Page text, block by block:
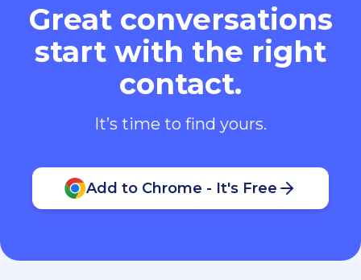
Great conversations
start with the right
contact.
It’s time to find yours.
Add to Chrome - It's Free